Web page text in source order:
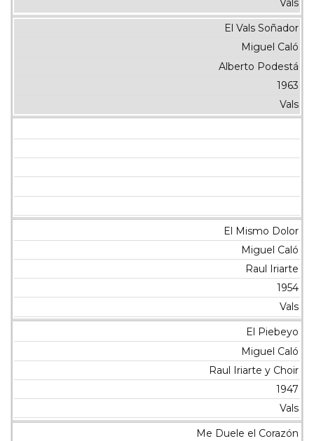
Vals
El Vals Soñador
Miguel Caló
Alberto Podestá
1963
Vals
El Mismo Dolor
Miguel Caló
Raul Iriarte
1954
Vals
El Piebeyo
Miguel Caló
Raul Iriarte y Choir
1947
Vals
Me Duele el Corazón